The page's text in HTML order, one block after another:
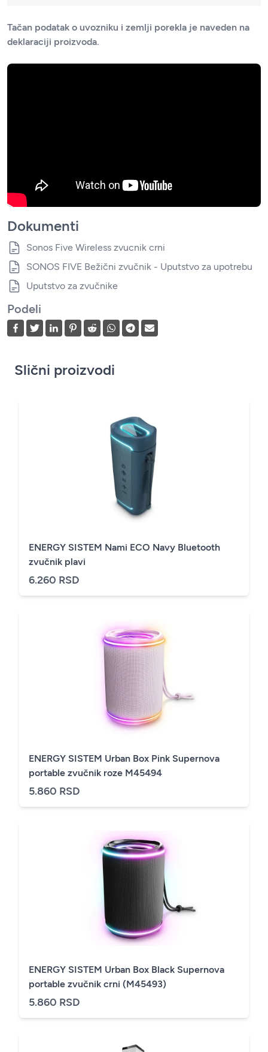
Tačan podatak o uvozniku i zemlji porekla je naveden na
deklaraciji proizvoda.
Dokumenti
Sonos Five Wireless zvucnik crni
SONOS FIVE Bežični zvučnik - Uputstvo za upotrebu
Uputstvo za zvučnike
Podeli
Slični proizvodi
ENERGY SISTEM Nami ECO Navy Bluetooth
zvučnik plavi
6.260 RSD
ENERGY SISTEM Urban Box Pink Supernova
portable zvučnik roze M45494
5.860 RSD
ENERGY SISTEM Urban Box Black Supernova
portable zvučnik crni (M45493)
5.860 RSD